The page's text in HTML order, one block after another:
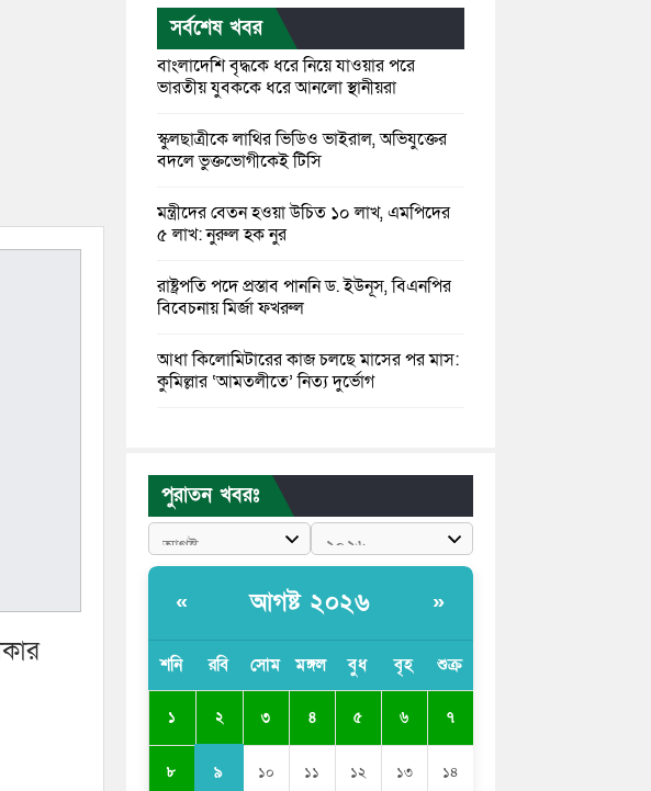
সর্বশেষ খবর
বাংলাদেশি বৃদ্ধকে ধরে নিয়ে যাওয়ার পরে
ভারতীয় যুবককে ধরে আনলো স্থানীয়রা
স্কুলছাত্রীকে লাথির ভিডিও ভাইরাল, অভিযুক্তের
বদলে ভুক্তভোগীকেই টিসি
মন্ত্রীদের বেতন হওয়া উচিত ১০ লাখ, এমপিদের
৫ লাখ: নুরুল হক নুর
রাষ্ট্রপতি পদে প্রস্তাব পাননি ড. ইউনূস, বিএনপির
বিবেচনায় মির্জা ফখরুল
আধা কিলোমিটারের কাজ চলছে মাসের পর মাস:
কুমিল্লার ‘আমতলীতে’ নিত্য দুর্ভোগ
পুলিশকে পিটিয়ে রক্তাক্ত করেছি এ দৃশ্য কি
আপনারা দেখেননি: এনসিপি নেতা
বেশি কই মাছে
বাংলাদেশী কর্মীদের আকামা নিয়ে বড় সুখবর
দিলো সৌদি সরকার
ভারতের পূর্ব সীমান্তে এখন ‘আরেকটি পাকিস্তান’
গড়ে উঠেছে: সজীব ওয়াজেদ জয়
পুরাতন খবরঃ
« আগষ্ট ২০২৬ »
শনি রবি সোম মঙ্গল বুধ বৃহ শুক্র
১ ২ ৩ ৪ ৫ ৬ ৭
৮ ৯ ১০ ১১ ১২ ১৩ ১৪